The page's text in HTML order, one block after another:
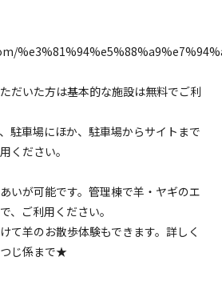
だいた方は基本的な施設は無料でご利
駐車場にほか、駐車場からサイトまで
ください。
いが可能です。管理棟で羊・ヤギのエ
、ご利用ください。
て羊のお散歩体験もできます。詳しく
じ係まで★
ルあり #絶景 #天体観測
り #無料Wi-Fi